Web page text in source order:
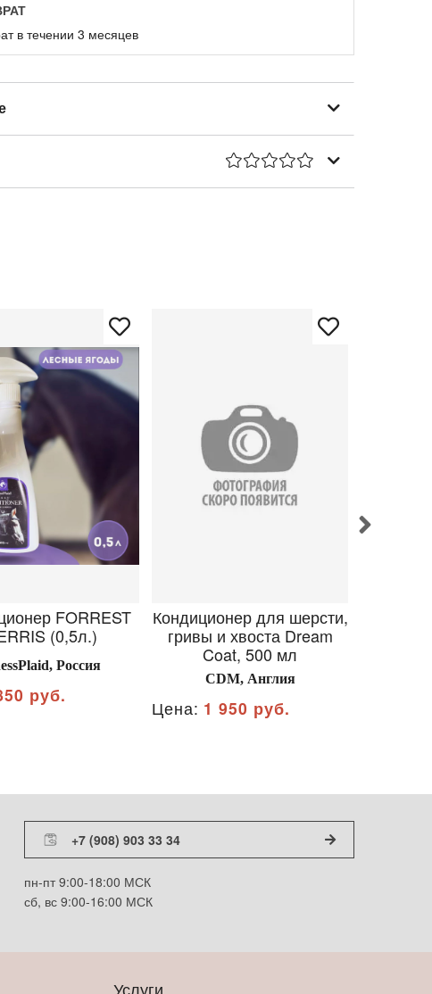
в течении 3 месяцев
FORREST
(0,5л.)
Россия
руб.
Кондиционер для шерсти,
гривы и хвоста Dream
Coat, 500 мл
CDM, Англия
Цена: 1 950 руб.
+7 (908) 903 33 34
пн-пт 9:00-18:00 МСК
сб, вс 9:00-16:00 МСК
Услуги